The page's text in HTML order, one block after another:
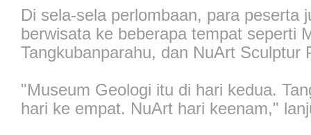
Di sela-sela perlombaan, para peserta
berwisata ke beberapa tempat seperti
Tangkubanparahu, dan NuArt Sculptur
"Museum Geologi itu di hari kedua.
hari ke empat. NuArt hari keenam,"